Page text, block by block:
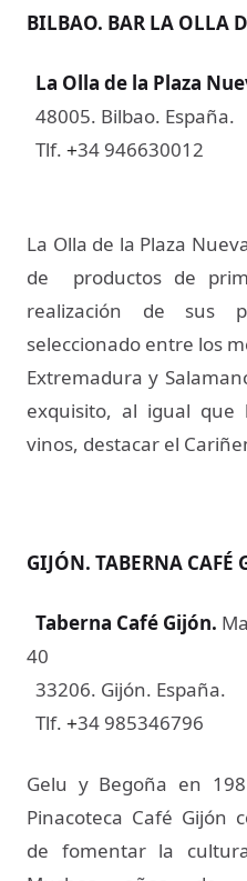
BILBAO. BAR LA OLLA
La Olla de la Plaza
48005. Bilbao. España.
Tlf. +34 946630012
La Olla de la Plaza
de productos de
realización de sus
seleccionado entre los
Extremadura y
exquisito, al igual que
vinos, destacar el
GIJÓN. TABERNA CAFÉ
Taberna Café Gijón.
40
33206. Gijón. España.
Tlf. +34 985346796
Gelu y Begoña en
Pinacoteca Café Gijón
de fomentar la